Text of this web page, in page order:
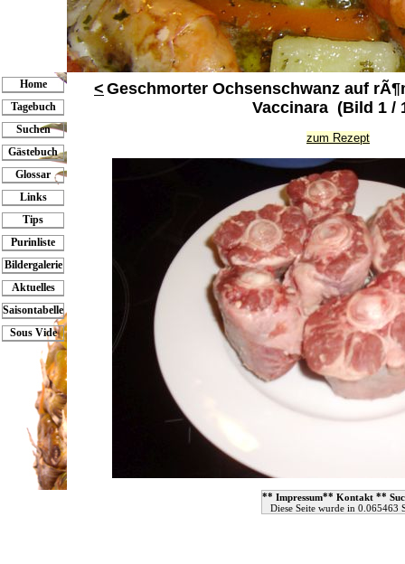
Home
Tagebuch
Suchen
Gästebuch
Glossar
Links
Tips
Purinliste
Bildergalerie
Aktuelles
Saisontabelle
Sous Vide
< Geschmorter Ochsenschwanz auf
Vaccinara (Bild 1 /
zum Rezept
** Impressum** Kontakt **
Diese Seite wurde in 0.065463